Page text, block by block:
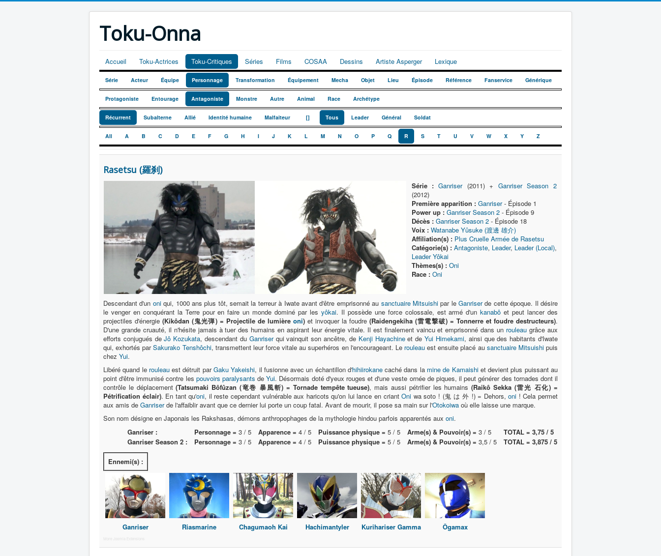
Toku-Onna
Accueil Toku-Actrices Toku-Critiques Séries Films COSAA Dessins Artiste Asperger Lexique
Série Acteur Équipe Personnage Transformation Équipement Mecha Objet Lieu Épisode Référence Fanservice Générique
Protagoniste Entourage Antagoniste Monstre Autre Animal Race Archétype
Récurrent Subalterne Allié Identité humaine Malfaiteur [] Tous Leader Général Soldat
All A B C D E F G H I J K L M N O P Q R S T U V W X Y Z
Rasetsu (羅刹)
Série : Ganriser(2011) + Ganriser Season 2
(2012)
Première apparition : Ganriser- Épisode 1
Power up : Ganriser Season 2- Épisode 9
Décès : Ganriser Season 2- Épisode 18
Voix : Watanabe Yûsuke (渡邊 雄介)
Affiliation(s) : Plus Cruelle Armée de Rasetsu
Catégorie(s) : Antagoniste, Leader, Leader (Local),
Leader Yôkai
Thèmes(s) : Oni
Race : Oni
Descendant d'un oniqui, 1000 ans plus tôt, semait la terreur à Iwate avant d'être emprisonné au sanctuaire Mitsuishipar leGanriserde cette époque. Il désire
le venger en conquérant la Terre pour en faire un monde dominé par les yôkai. Il possède une force colossale, est armé d'unkanabô et peut lancer des
projectiles d'énergie(Kikôdan (鬼光弾) = Projectile de lumière oni)et invoquer la foudre(Raidengekiha (雷電撃破) = Tonnerre et foudre destructeurs).
D'une grande cruauté, il n'hésite jamais à tuer des humains en aspirant leur énergie vitale. Il est finalement vaincu et emprisonné dans un rouleau grâce aux
efforts conjugués deJô Kozukata, descendant du Ganriserqui vainquit son ancêtre, de Kenji Hayachineet deYui Himekami, ainsi que des habitants d'Iwate
qui, exhortés parSakurako Tenshôchi, transmettent leur force vitale au superhéros en l'encourageant. Le rouleau est ensuite placé au sanctuaire Mitsuishipuis
chez Yui.
Libéré quand le rouleauest détruit parGaku Yakeishi, il fusionne avec un échantillon d'hihiirokanecaché dans la mine de Kamaishiet devient plus puissant au
point d'être immunisé contre les pouvoirs paralysants deYui. Désormais doté d'yeux rouges et d'une veste ornée de piques, il peut générer des tornades dont il
contrôle le déplacement(Tatsumaki Bôfûzan (竜巻 暴風斬) = Tornade tempête tueuse), mais aussi pétrifier les humains(Raikô Sekka (雷光 石化) =
Pétrification éclair). En tant qu'oni, il reste cependant vulnérable aux haricots qu'on lui lance en criantOni wa soto ! (鬼 は 外 !) = Dehors,oni ! Cela permet
aux amis de Ganriserde l'affaiblir avant que ce dernier lui porte un coup fatal. Avant de mourir, il pose sa main sur l'Otokoiwa où elle laisse une marque.
Son nom désigne en Japonais les Rakshasas, démons anthropophages de la mythologie hindou parfois apparentés aux oni.
Ganriser :
Personnage = 3 / 5 Apparence = 4 / 5 Puissance physique = 5 / 5 Arme(s) & Pouvoir(s) = 3 / 5
TOTAL = 3,75 / 5
Ganriser Season 2 :
Personnage = 3 / 5 Apparence = 4 / 5 Puissance physique = 5 / 5 Arme(s) & Pouvoir(s) = 3,5 / 5 TOTAL = 3,875 / 5
Ennemi(s) :
Ganriser Riasmarine Chagumaoh Kai Hachimantyler Kurihariser Gamma Ôgamax
More Joomla Extensions